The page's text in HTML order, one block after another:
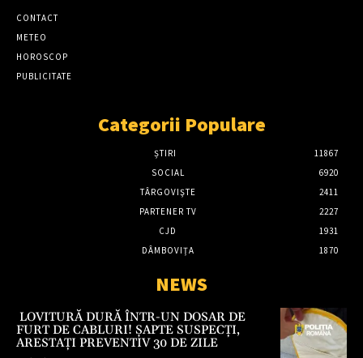
CONTACT
METEO
HOROSCOP
PUBLICITATE
Categorii Populare
ȘTIRI
11867
SOCIAL
6920
TÂRGOVIŞTE
2411
PARTENER TV
2227
CJD
1931
DÂMBOVIŢA
1870
NEWS
LOVITURĂ DURĂ ÎNTR-UN DOSAR DE
FURT DE CABLURI! ȘAPTE SUSPECȚI,
ARESTAȚI PREVENTIV 30 DE ZILE